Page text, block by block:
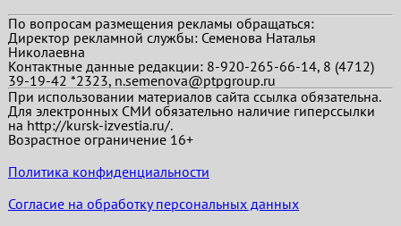
По вопросам размещения рекламы обращаться:
Директор рекламной службы: Семенова Наталья
Николаевна
Контактные данные редакции: 8-920-265-66-14, 8 (4712)
39-19-42 *2323, n.semenova@ptpgroup.ru
При использовании материалов сайта ссылка обязательна.
Для электронных СМИ обязательно наличие гиперссылки
на http://kursk-izvestia.ru/.
Возрастное ограничение 16+
Политика конфиденциальности
Согласие на обработку персональных данных